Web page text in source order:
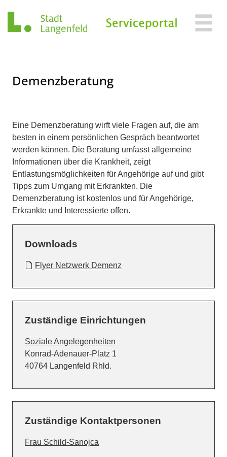
Demenzberatung
Beschreibung
Eine Demenzberatung wirft viele Fragen auf, die am
besten in einem persönlichen Gespräch beantwortet
werden können. Die Beratung umfasst allgemeine
Informationen über die Krankheit, zeigt
Entlastungsmöglichkeiten für Angehörige auf und gibt
Tipps zum Umgang mit Erkrankten. Die
Demenzberatung ist kostenlos und für Angehörige,
Erkrankte und Interessierte offen.
Downloads
Flyer Netzwerk Demenz
Zuständige Einrichtungen
Soziale Angelegenheiten
Straße:
Konrad-Adenauer-Platz Hausnummer:
1
PLZ:
40764 Ort:
Langenfeld Rhld.
Zuständige Kontaktpersonen
Frau Schild-Sanojca